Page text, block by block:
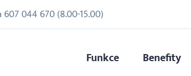
607 044 670(8.00-15.00)
Funkce Benefity